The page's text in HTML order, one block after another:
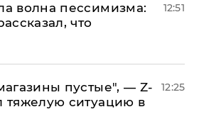
волна пессимизма:
что
12:51
пустые", — Z-
тяжелую ситуацию в
12:25